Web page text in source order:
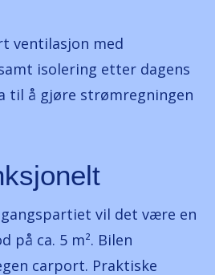
ventilasjon med
isolering etter dagens
til å gjøre strømregningen
vil det være en
på ca. 5 m². Bilen
carport. Praktiske